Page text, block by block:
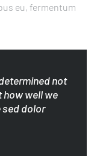
eu, fermentum
not
how well we
sed dolor